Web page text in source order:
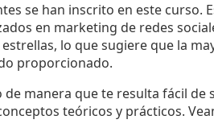
se han inscrito en este curso.
en marketing de redes
lo que sugiere que la
proporcionado.
manera que te resulta fácil de
teóricos y prácticos.